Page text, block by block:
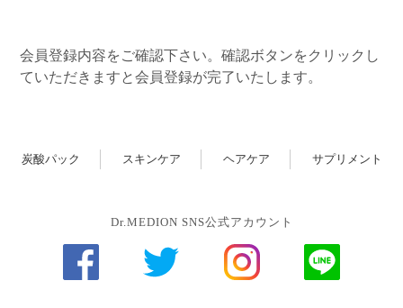
会員登録内容をご確認下さい。確認ボタンをクリックし
ていただきますと会員登録が完了いたします。
炭酸パック スキンケア ヘアケア サプリメント
Dr.MEDION SNS公式アカウント